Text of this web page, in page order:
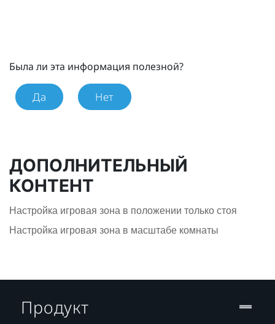
Была ли эта информация полезной?
Да Нет
ДОПОЛНИТЕЛЬНЫЙ
КОНТЕНТ
Настройка игровая зона в положении только стоя
Настройка игровая зона в масштабе комнаты
Продукт